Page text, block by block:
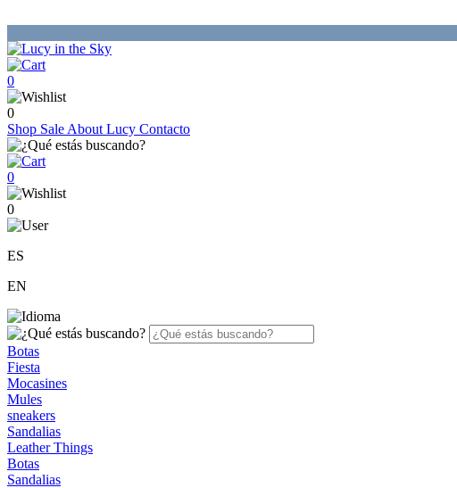
0
0
Shop Sale About Lucy Contacto
0
0
ES
EN
Botas
Fiesta
Mocasines
Mules
sneakers
Sandalias
Leather Things
Botas
Sandalias